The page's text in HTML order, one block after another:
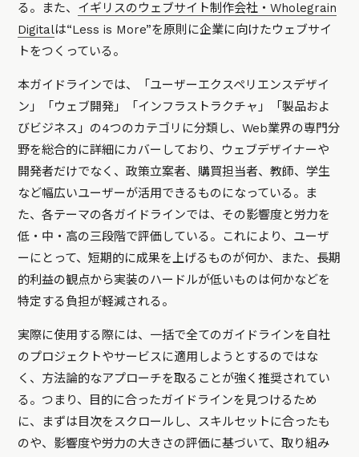
る。また、 イギリスのウェブサイト制作会社・Wholegrain
Digitalは“Less is More”を原則に企業に向けたウェブサイ
トをつくっている。
本ガイドラインでは、「ユーザーエクスペリエンスデザイ
ン」「ウェブ開発」「インフラストラクチャ」「製品およ
びビジネス」の4つのカテゴリに分類し、Web業界の専門分
野を総合的に詳細にカバーしており、ウェブデザイナーや
開発者だけでなく、政策立案者、購買担当者、教師、学生
など幅広いユーザーが活用できるものになっている。ま
た、各テーマの各ガイドラインでは、その影響度と労力を
低・中・高の三段階で評価している。これにより、ユーザ
ーにとって、短期的に成果を上げるものが何か、また、長期
的利益の観点から実装のハードルが低いものは何かなどを
特定する負担が軽減される。
実際に使用する際には、一括で全てのガイドラインを自社
のプロジェクトやサービスに適用しようとするのではな
く、方法論的なアプローチを取ることが強く推奨されてい
る。つまり、目的に合ったガイドラインを見つけるため
に、まずは目次をスクロールし、スキルセットに合ったも
のや、影響度や労力の大きさの評価に基づいて、取り組み